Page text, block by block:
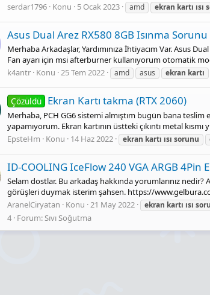
serdar1796 Konu 5 Ocak 2023 amd ekran kartı ısı
Asus Dual Arez RX580 8GB Isınma Sorunu
Merhaba Arkadaşlar, Yardımınıza İhtiyacım Var. Asus
Fan ayarı için msi afterburner kullanıyorum otomatik
k4antr Konu 25 Tem 2022 amd asus ekran kartı
Çözüldü Ekran Kartı takma (RTX 2060)
Merhaba, PCH GG6 sistemi almıştım bugün bana
yapamıyorum. Ekran kartının üstteki çıkıntı metal
EpsteHm
Konu 14 Haz 2022 ekran kartı ısı sorunu
ID-COOLING IceFlow 240 VGA ARGB 4Pin
Selam dostlar. Bu arkadaş hakkında yorumlarınız
görüşleri duymak isterim şahsen. https://
AranelCiryatan
Konu 21 May 2022 ekran kartı ısı
4 Forum:Sıvı Soğutma